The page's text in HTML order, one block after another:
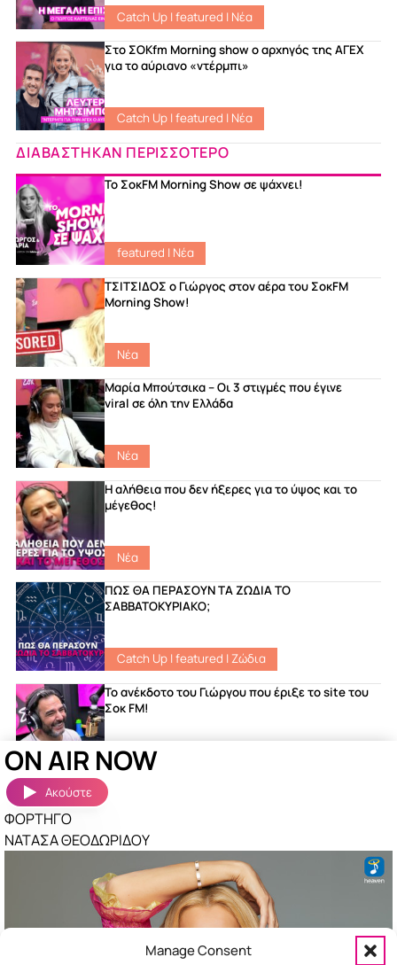
Manage Consent
Catch Up|featured | Νέα
Στο ΣΟKfm Morning show ο αρχηγός της ΑΓΕΧ
για το αύριανο «ντέρμπι»
Catch Up|featured | Νέα
ΔΙΑΒΑΣΤΗΚΑΝ ΠΕΡΙΣΣΟΤΕΡΟ
Το ΣοκFM Morning Show σε ψάχνει!
featured | Νέα
ΤΣΙΤΣΙΔΟΣ ο Γιώργος στον αέρα του ΣοκFM
Morning Show!
Νέα
Μαρία Μπούτσικα – Οι 3 στιγμές που έγινε
viral σε όλη την Ελλάδα
Νέα
Η αλήθεια που δεν ήξερες για το ύψος και το
μέγεθος!
Νέα
ΠΩΣ ΘΑ ΠΕΡΑΣΟΥΝ ΤΑ ΖΩΔΙΑ ΤΟ
ΣΑΒΒΑΤΟΚΥΡΙΑΚΟ;
Catch Up|featured | Ζώδια
Το ανέκδοτο του Γιώργου που έριξε το site του
Σοκ FM!
Νέα
Ακούστηκαν πριν λίγο
ΤΕΡΜΑ Σ ΑΓΑΠΑΩ
ΕΥΗ ΚΟΥΛΚΟΥΒΙΝΗ
Η ΝΥΧΤΑ ΜΥΡΙΖΕΙ ΓΙΑΣΕΜΙ
ΝΙΚΟΣ ΣΟΥΛΙΩΤΗΣ & ΚΩΝΣΤΑΝΤΙΝΟΣ
ΠΑΝΤΖΗΣ
ΣΠΑΣΤΕ ΤΑ
ON AIR NOW
Ακούστε
ΦΟΡΤΗΓΟ
ΝΑΤΑΣΑ ΘΕΟΔΩΡΙΔΟΥ